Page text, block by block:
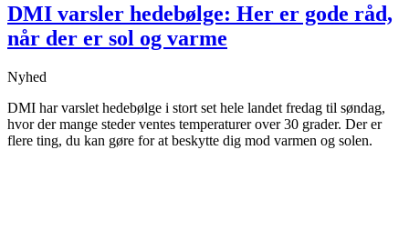
DMI varsler hedebølge: Her er gode råd,
når der er sol og varme
Nyhed
DMI har varslet hedebølge i stort set hele landet fredag til søndag,
hvor der mange steder ventes temperaturer over 30 grader. Der er
flere ting, du kan gøre for at beskytte dig mod varmen og solen.